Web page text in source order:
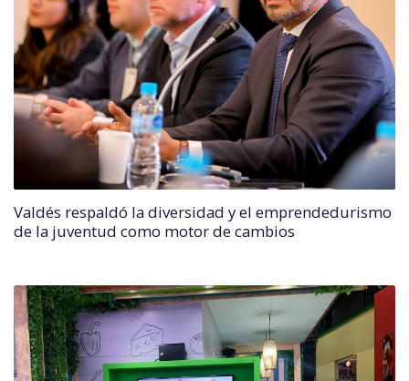
Valdés respaldó la diversidad y el emprendedurismo
de la juventud como motor de cambios